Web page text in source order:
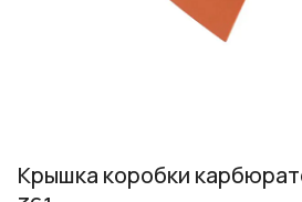
Крышка коробки